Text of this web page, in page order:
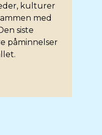
kulturer
med
siste
påminnelser